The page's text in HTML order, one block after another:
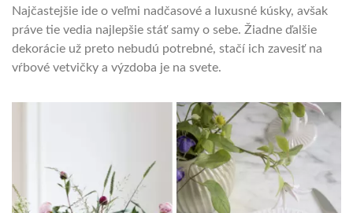
Najčastejšie ide o veľmi nadčasové a luxusné kúsky, avšak
práve tie vedia najlepšie stáť samy o sebe. Žiadne ďalšie
dekorácie už preto nebudú potrebné, stačí ich zavesiť na
vŕbové vetvičky a výzdoba je na svete.